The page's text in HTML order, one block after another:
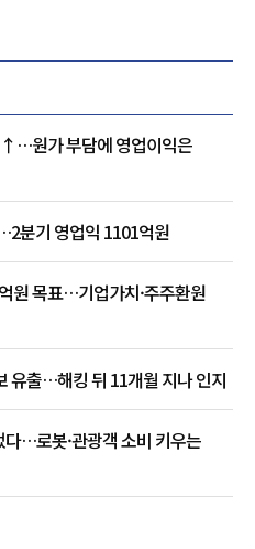
원가 부담에 영업이익은
분기 영업익 1101억원
원 목표…기업가치·주주환원
유출…해킹 뒤 11개월 지나 인지
…로봇·관광객 소비 키우는